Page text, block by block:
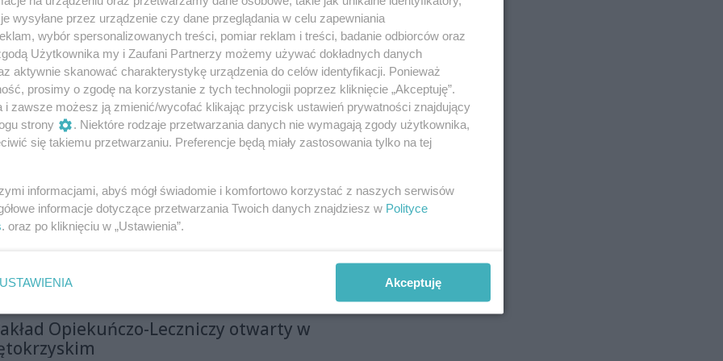
przygotowaniach do rozgrywek, posłuży szkoleniu
działalności klubów.
szachy z różnych perspektyw” -
w Radiu Rekord
Radia Rekord 28 lipca był Michał Choina -
Szachowego Hetman w Ostrowcu
sędzia szachowy. Rozmowa dotyczyła jego 20-
grą, która zaowocowała książką „Szachy z
Jej premiera odbędzie się 21 września.
do walki o drugą ligę
sparingowym, przed rozpoczęciem nowego
czwartoligowy OKS Opatów 6:0, Łupem
podzielili się Piotr Łazarz, Bartosz
Majewski, Jakub Posłuszny, Dominik
Ali.
Opiekuńczo-Leczniczy otwarty w
wysyłane przez urządzenie czy dane przeglądania w celu zapewniania
wybór spersonalizowanych treści, pomiar reklam i treści, badanie odbiorców oraz
Użytkownika my i Zaufani Partnerzy możemy używać dokładnych danych
aktywnie skanować charakterystykę urządzenia do celów identyfikacji. Ponieważ
prosimy o zgodę na korzystanie z tych technologii poprzez kliknięcie „Akceptuję”.
i zawsze możesz ją zmienić/wycofać klikając przycisk ustawień prywatności znajdujący
strony
. Niektóre rodzaje przetwarzania danych nie wymagają zgody użytkownika,
się takiemu przetwarzaniu. Preferencje będą miały zastosowania tylko na tej
informacjami, abyś mógł świadomie i komfortowo korzystać z naszych serwisów
informacje dotyczące przetwarzania Twoich danych znajdziesz w Polityce
. oraz po kliknięciu w „Ustawienia”.
USTAWIENIA Akceptuję